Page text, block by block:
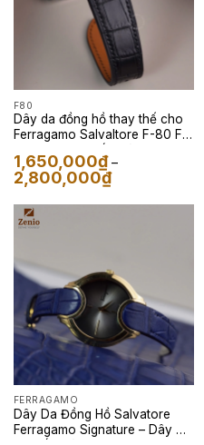
F80
Dây da đồng hồ thay thế cho
Ferragamo Salvaltore F-80 FIH
1,650,000₫ –
2,800,000₫Khoảng
giá:
FERRAGAMO
Dây Da Đồng Hồ Salvatore
Ferragamo Signature – Dây Da